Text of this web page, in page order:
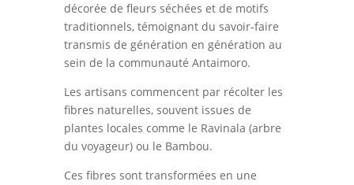
décorée de fleurs séchées et de motifs
traditionnels, témoignant du savoir-faire
transmis de génération en génération au
sein de la communauté Antaimoro.
Les artisans commencent par récolter les
fibres naturelles, souvent issues de
plantes locales comme le Ravinala (arbre
du voyageur) ou le Bambou.
Ces fibres sont transformées en une